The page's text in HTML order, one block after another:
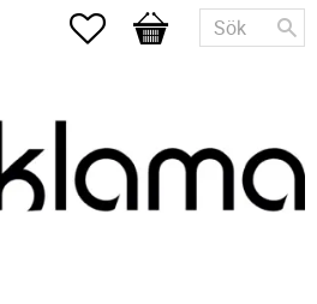
Favoriter
Kundvagn